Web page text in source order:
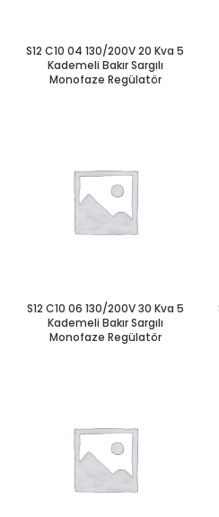
S12 C10 04 130/200V 20 Kva 5
Kademeli Bakır Sargılı
Monofaze Regülatör
S12 C10 06 130/200V 30 Kva 5
Kademeli Bakır Sargılı
Monofaze Regülatör